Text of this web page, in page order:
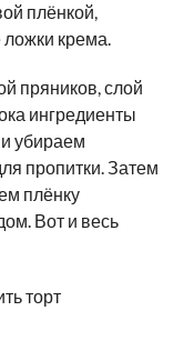
плёнкой,
крема.
пряников, слой
ингредиенты
убираем
пропитки. Затем
плёнку
Вот и весь
торт